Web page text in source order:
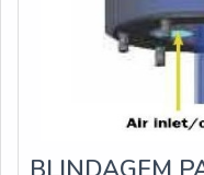
cliente.Ainda focando
água, mais do que
qualidade e precisão,
mostram o
clientes.Tudo isso que